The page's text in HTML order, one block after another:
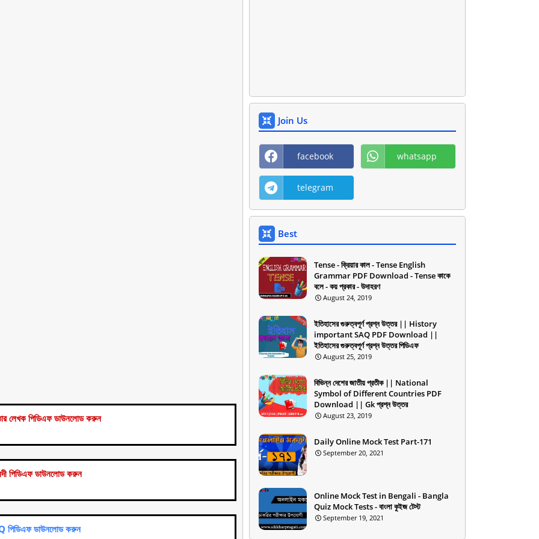
লেখক পিডিএফ ডাউনলোড করুন
পিডিএফ ডাউনলোড করুন
পিডিএফ ডাউনলোড করুন
Join Us
facebook whatsapp
telegram
Best
Tense - ক্রিয়ার কাল - Tense English
Grammar PDF Download - Tense কাকে
বলে - কয় প্রকার - উদাহরণ
August 24, 2019
ইতিহাসের গুরুত্বপূর্ণ প্রশ্ন উত্তর || History
important SAQ PDF Download ||
ইতিহাসের গুরুত্বপূর্ণ প্রশ্ন উত্তর পিডিএফ
August 25, 2019
বিভিন্ন দেশের জাতীয় প্রতীক || National
Symbol of Different Countries PDF
Download || Gk প্রশ্ন উত্তর
August 23, 2019
Daily Online Mock Test Part-171
September 20, 2021
Online Mock Test in Bengali - Bangla
Quiz Mock Tests - বাংলা কুইজ টেস্ট
September 19, 2021